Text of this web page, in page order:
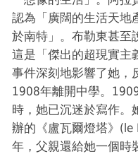
認為「廣闊的生活天地
於南特」。布勒東甚至
這是「傑出的超現實主
事件深刻地影響了她，
1908年離開中學。
時，她已沉迷於寫作。
辦的《盧瓦爾燈塔》(le
年，父親還給她一個時